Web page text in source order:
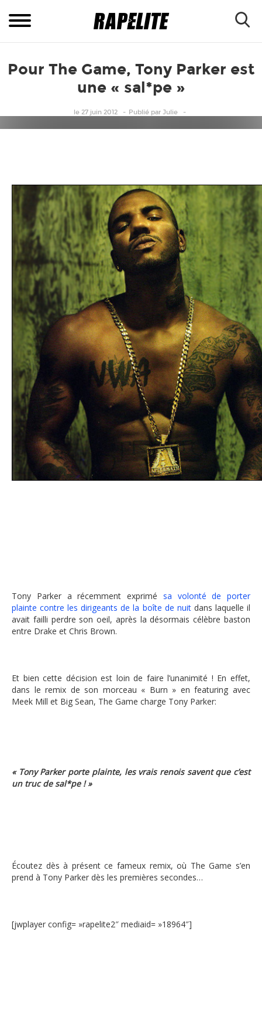
Pour The Game, Tony Parker est
une « sal*pe »
le 27 juin 2012 Publiépar Julie
Tony Parker a récemment exprimé sa volonté de porter
plainte contre les dirigeants de la boîte de nuitdans laquelle il
avait failli perdre son oeil, après la désormais célèbre baston
entre Drake et Chris Brown.
Et bien cette décision est loin de faire l’unanimité ! En effet,
dans le remix de son morceau « Burn » en featuring avec
Meek Mill et Big Sean, The Game charge Tony Parker:
« Tony Parker porte plainte, les vrais renois savent que c’est
un truc de sal*pe ! »
Écoutez dès à présent ce fameux remix, où The Game s’en
prend à Tony Parker dès les premières secondes…
[jwplayer config= »rapelite2″ mediaid= »18964″]